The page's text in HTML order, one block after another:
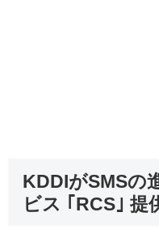
KDDIがSMSの
ビス ｢RCS｣ 提